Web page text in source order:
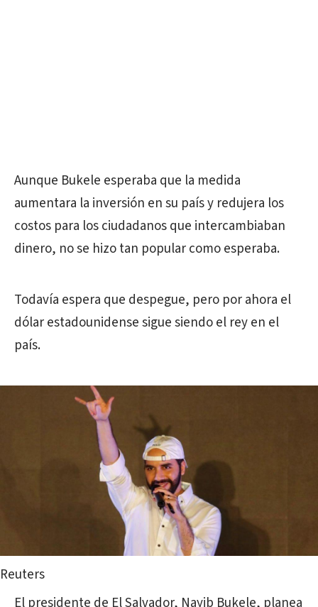
Aunque Bukele esperaba que la medida
aumentara la inversión en su país y redujera los
costos para los ciudadanos que intercambiaban
dinero, no se hizo tan popular como esperaba.
Todavía espera que despegue, pero por ahora el
dólar estadounidense sigue siendo el rey en el
país.
Reuters